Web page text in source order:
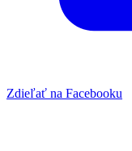
Zdieľať na Facebooku